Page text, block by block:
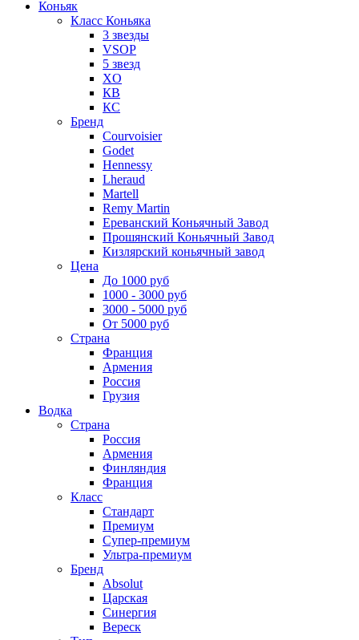
Коньяк
Класс Коньяка
3 звезды
VSOP
5 звезд
XO
КВ
КС
Бренд
Courvoisier
Godet
Hennessy
Lheraud
Martell
Remy Martin
Ереванский Коньячный Завод
Прошянский Коньячный Завод
Кизлярский коньячный завод
Цена
До 1000 руб
1000 - 3000 руб
3000 - 5000 руб
От 5000 руб
Страна
Франция
Армения
Россия
Грузия
Водка
Страна
Россия
Армения
Финляндия
Франция
Класс
Стандарт
Премиум
Супер-премиум
Ультра-премиум
Бренд
Absolut
Царская
Синергия
Вереск